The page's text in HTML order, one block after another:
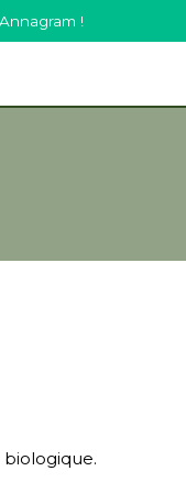
biologique.
!